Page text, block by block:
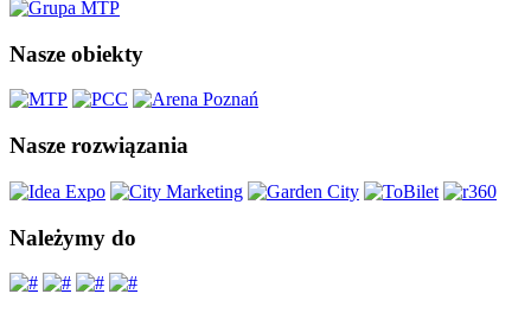
Nasze obiekty
Nasze rozwiązania
Należymy do